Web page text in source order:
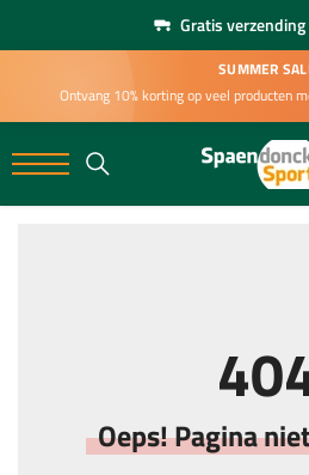
Gratis
SUMMER
Ontvang 10% korting op veel producten
Oeps! Pagina